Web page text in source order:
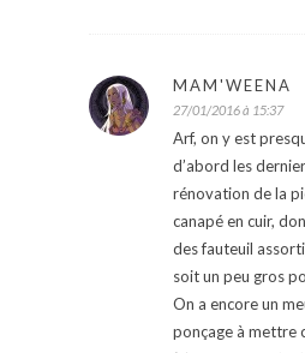
MAM'WEENA
27/01/2016 à 15:37
Arf, on y est
d’abord les
rénovation de la
canapé en cuir,
des fauteuil
soit un peu gros
On a encore un
ponçage à mettre